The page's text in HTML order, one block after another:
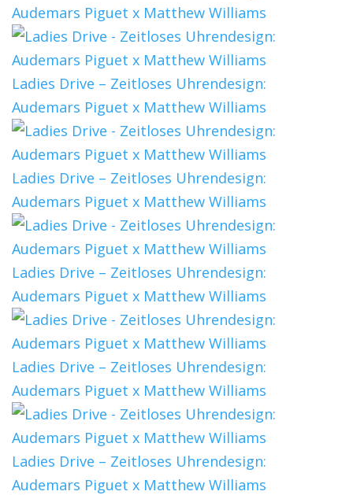
Audemars Piguet x Matthew Williams
Ladies Drive – Zeitloses Uhrendesign:
Audemars Piguet x Matthew Williams
Ladies Drive – Zeitloses Uhrendesign:
Audemars Piguet x Matthew Williams
Ladies Drive – Zeitloses Uhrendesign:
Audemars Piguet x Matthew Williams
Ladies Drive – Zeitloses Uhrendesign:
Audemars Piguet x Matthew Williams
Ladies Drive – Zeitloses Uhrendesign:
Audemars Piguet x Matthew Williams